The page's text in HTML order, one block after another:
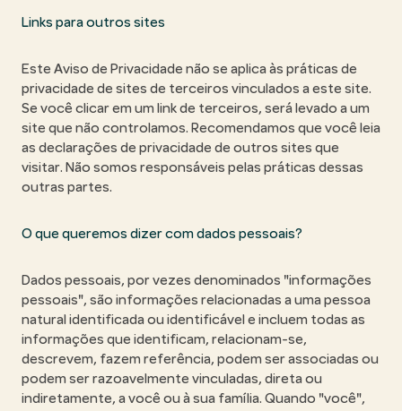
Links para outros sites
Este Aviso de Privacidade não se aplica às práticas de
privacidade de sites de terceiros vinculados a este site.
Se você clicar em um link de terceiros, será levado a um
site que não controlamos. Recomendamos que você leia
as declarações de privacidade de outros sites que
visitar. Não somos responsáveis pelas práticas dessas
outras partes.
O que queremos dizer com dados pessoais?
Dados pessoais, por vezes denominados "informações
pessoais", são informações relacionadas a uma pessoa
natural identificada ou identificável e incluem todas as
informações que identificam, relacionam-se,
descrevem, fazem referência, podem ser associadas ou
podem ser razoavelmente vinculadas, direta ou
indiretamente, a você ou à sua família. Quando "você",